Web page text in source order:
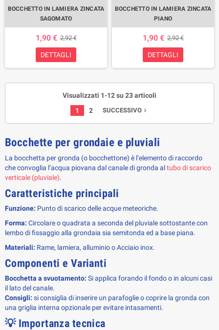
BOCCHETTO IN LAMIERA ZINCATA
SAGOMATO
1,90 € 2,92 €
DETTAGLI
BOCCHETTO IN LAMIERA ZINCATA
PIANO
1,90 € 2,92 €
DETTAGLI
Visualizzati 1-12 su 23 articoli
1
2 SUCCESSIVO navigate_next
Bocchette per grondaie e pluviali
La bocchetta per gronda (o bocchettone) è l’elemento di raccordo
che convoglia l’acqua piovana dal canale di gronda altubo di scarico
verticale (pluviale).
Caratteristiche principali
Funzione: Punto di scarico delle acque meteoriche.
Forma: Circolare o quadrata a seconda del pluviale sottostante con
lembo di fissaggio alla grondaia sia semitonda ed a base piana.
Materiali: Rame, lamiera, alluminio o Acciaio inox.
Componenti e Varianti
Bocchetta a svuotamento: Si applica forando il fondo o in alcuni casi
il lato del canale.
Consigli: si consiglia di inserire un parafoglie o coprire la gronda con
una griglia interna opzionale per evitare intasamenti.
💡 Importanza tecnica